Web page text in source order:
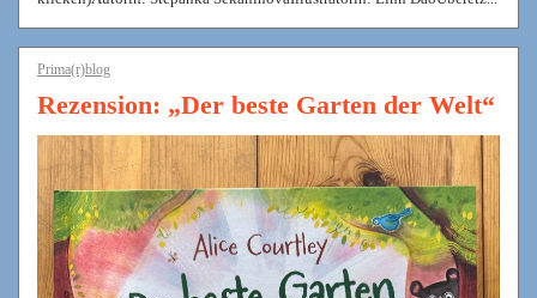
Prima(r)blog
Rezension: „Der beste Garten der Welt“